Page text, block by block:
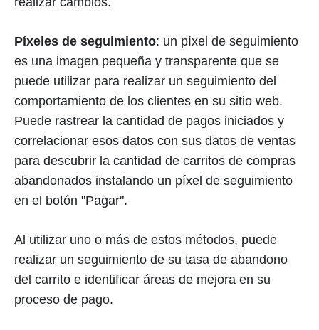
Píxeles de seguimiento: un píxel de seguimiento
es una imagen pequeña y transparente que se
puede utilizar para realizar un seguimiento del
comportamiento de los clientes en su sitio web.
Puede rastrear la cantidad de pagos iniciados y
correlacionar esos datos con sus datos de ventas
para descubrir la cantidad de carritos de compras
abandonados instalando un píxel de seguimiento
en el botón "Pagar".
Al utilizar uno o más de estos métodos, puede
realizar un seguimiento de su tasa de abandono
del carrito e identificar áreas de mejora en su
proceso de pago.